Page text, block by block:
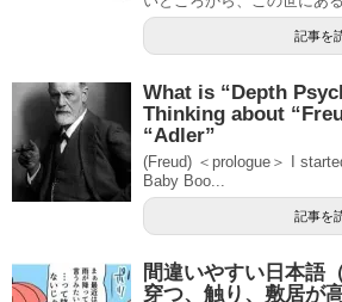
記事を
What is “Depth
Thinking about
“Adler”
(Freud) ＜prologue＞ I
Baby Boo...
記事を
間違いやすい日本語
穿つ、触り、敷居が